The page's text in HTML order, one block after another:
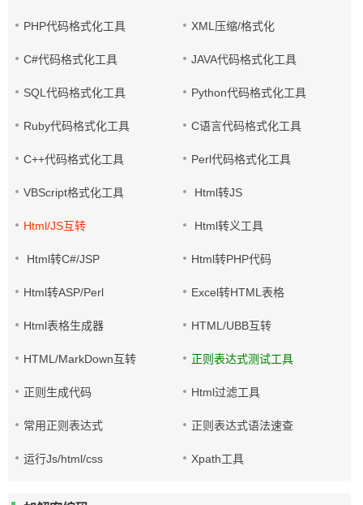
PHP代码格式化工具 XML压缩/格式化
C#代码格式化工具 JAVA代码格式化工具
SQL代码格式化工具 Python代码格式化工具
Ruby代码格式化工具 C语言代码格式化工具
C++代码格式化工具 Perl代码格式化工具
VBScript格式化工具 Html转JS
Html/JS互转 Html转义工具
Html转C#/JSP Html转PHP代码
Html转ASP/Perl Excel转HTML表格
Html表格生成器 HTML/UBB互转
HTML/MarkDown互转 正则表达式测试工具
正则生成代码 Html过滤工具
常用正则表达式 正则表达式语法速查
运行Js/html/css Xpath工具